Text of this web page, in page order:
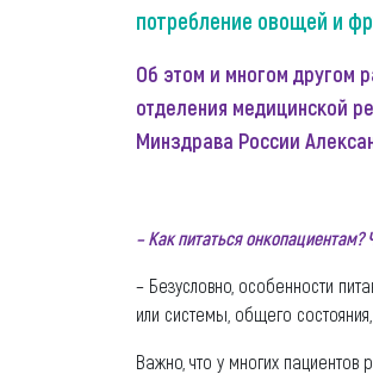
потребление овощей и
Об этом и многом другом
отделения медицинской
Минздрава России
– Как питаться
– Безусловно, особенности
или системы, общего
Важно, что у многих пациентов